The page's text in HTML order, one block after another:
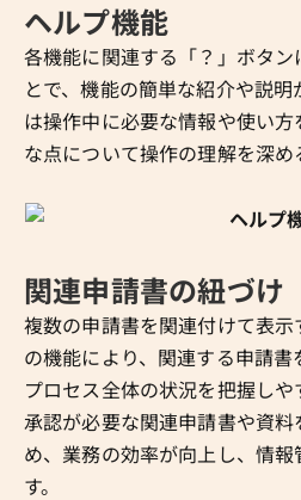
ヘルプ機能
各機能に関連する「？」ボタ
とで、機能の簡単な紹介や説
は操作中に必要な情報や使い
な点について操作の理解を深め
関連申請書の紐づけ
複数の申請書を関連付けて表
の機能により、関連する申請
プロセス全体の状況を把握しや
承認が必要な関連申請書や資
め、業務の効率が向上し、情
す。